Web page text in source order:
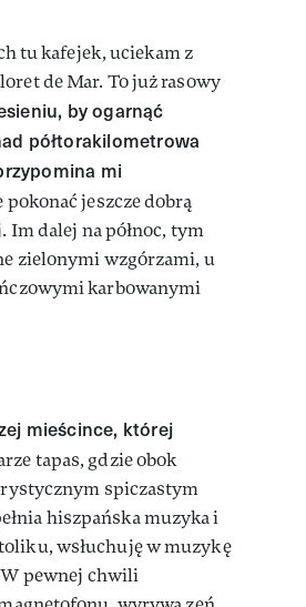
tu kafejek, uciekam z
de Mar. To już rasowy
by ogarnąć
półtorakilometrowa
mi
jeszcze dobrą
dalej na północ, tym
zielonymi wzgórzami, u
karbowanymi
mieścince, której
tapas, gdzie obok
spiczastym
hiszpańska muzyka i
wsłuchuję w muzykę
pewnej chwili